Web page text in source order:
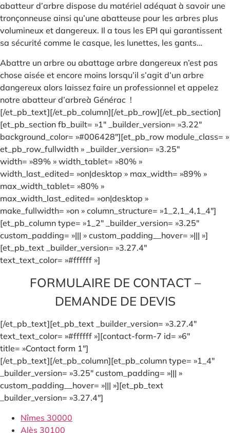
abatteur d’arbre dispose du matériel adéquat à savoir une
tronçonneuse ainsi qu’une abatteuse pour les arbres plus
volumineux et dangereux. Il a tous les EPI qui garantissent
sa sécurité comme le casque, les lunettes, les gants…
Abattre un arbre ou abattage arbre dangereux n’est pas
chose aisée et encore moins lorsqu’il s’agit d’un arbre
dangereux alors laissez faire un professionnel et appelez
notre abatteur d’arbreà Générac !
[/et_pb_text][/et_pb_column][/et_pb_row][/et_pb_section]
[et_pb_section fb_built= »1″ _builder_version= »3.22″
background_color= »#006428″][et_pb_row module_class= »
et_pb_row_fullwidth » _builder_version= »3.25″
width= »89% » width_tablet= »80% »
width_last_edited= »on|desktop » max_width= »89% »
max_width_tablet= »80% »
max_width_last_edited= »on|desktop »
make_fullwidth= »on » column_structure= »1_2,1_4,1_4″]
[et_pb_column type= »1_2″ _builder_version= »3.25″
custom_padding= »||| » custom_padding__hover= »||| »]
[et_pb_text _builder_version= »3.27.4″
text_text_color= »#ffffff »]
FORMULAIRE DE CONTACT –
DEMANDE DE DEVIS
[/et_pb_text][et_pb_text _builder_version= »3.27.4″
text_text_color= »#ffffff »][contact-form-7 id= »6″
title= »Contact form 1″]
[/et_pb_text][/et_pb_column][et_pb_column type= »1_4″
_builder_version= »3.25″ custom_padding= »||| »
custom_padding__hover= »||| »][et_pb_text
_builder_version= »3.27.4″]
Nîmes 30000
Alès 30100